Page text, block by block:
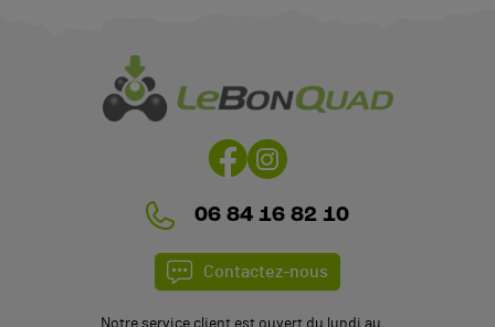
(6 avis)
06 84 16 82 10
Contactez-nous
Notre service client est ouvert du lundi au